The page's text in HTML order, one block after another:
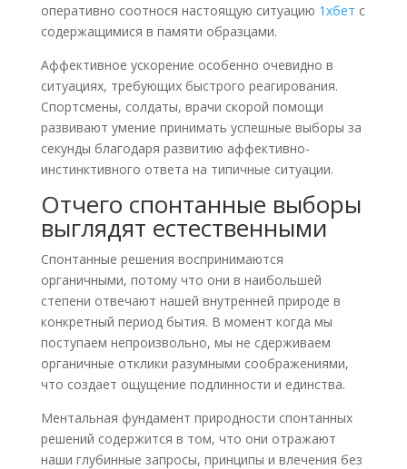
оперативно соотнося настоящую ситуацию 1хбет с
содержащимися в памяти образцами.
Аффективное ускорение особенно очевидно в
ситуациях, требующих быстрого реагирования.
Спортсмены, солдаты, врачи скорой помощи
развивают умение принимать успешные выборы за
секунды благодаря развитию аффективно-
инстинктивного ответа на типичные ситуации.
Отчего спонтанные выборы
выглядят естественными
Спонтанные решения воспринимаются
органичными, потому что они в наибольшей
степени отвечают нашей внутренней природе в
конкретный период бытия. В момент когда мы
поступаем непроизвольно, мы не сдерживаем
органичные отклики разумными соображениями,
что создает ощущение подлинности и единства.
Ментальная фундамент природности спонтанных
решений содержится в том, что они отражают
наши глубинные запросы, принципы и влечения без